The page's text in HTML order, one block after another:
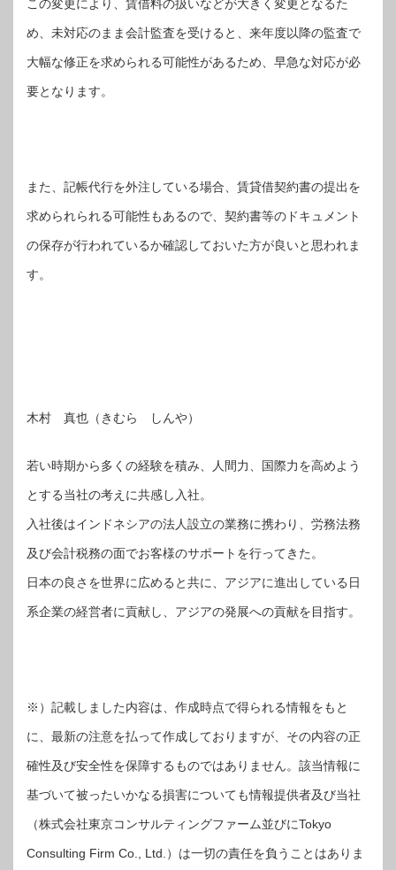
この変更により、賃借料の扱いなどが大きく変更となるた
め、未対応のまま会計監査を受けると、来年度以降の監査で
大幅な修正を求められる可能性があるため、早急な対応が必
要となります。
また、記帳代行を外注している場合、賃貸借契約書の提出を
求められられる可能性もあるので、契約書等のドキュメント
の保存が行われているか確認しておいた方が良いと思われま
す。
木村 真也（きむら しんや）
若い時期から多くの経験を積み、人間力、国際力を高めよう
とする当社の考えに共感し入社。
入社後はインドネシアの法人設立の業務に携わり、労務法務
及び会計税務の面でお客様のサポートを行ってきた。
日本の良さを世界に広めると共に、アジアに進出している日
系企業の経営者に貢献し、アジアの発展への貢献を目指す。
※）記載しました内容は、作成時点で得られる情報をもと
に、最新の注意を払って作成しておりますが、その内容の正
確性及び安全性を保障するものではありません。該当情報に
基づいて被ったいかなる損害についても情報提供者及び当社
（株式会社東京コンサルティングファーム並びにTokyo
Consulting Firm Co., Ltd.）は一切の責任を負うことはありま